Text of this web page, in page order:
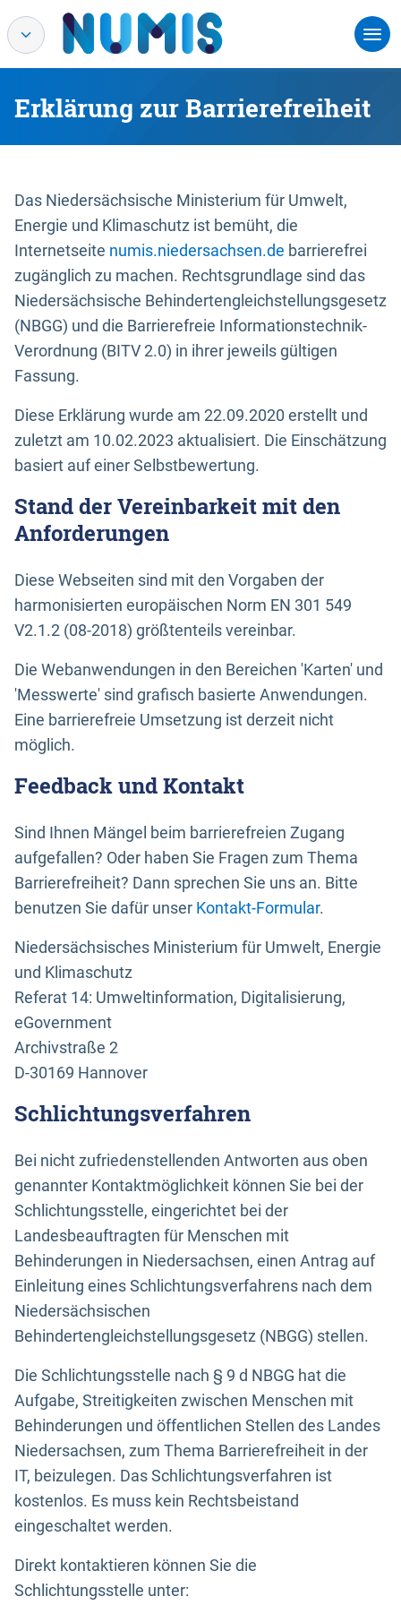
Erklärung zur Barrierefreiheit
Das Niedersächsische Ministerium für Umwelt,
Energie und Klimaschutz ist bemüht, die
Internetseite numis.niedersachsen.de barrierefrei
zugänglich zu machen. Rechtsgrundlage sind das
Niedersächsische Behindertengleichstellungsgesetz
(NBGG) und die Barrierefreie Informationstechnik-
Verordnung (BITV 2.0) in ihrer jeweils gültigen
Fassung.
Diese Erklärung wurde am 22.09.2020 erstellt und
zuletzt am 10.02.2023 aktualisiert. Die Einschätzung
basiert auf einer Selbstbewertung.
Stand der Vereinbarkeit mit den
Anforderungen
Diese Webseiten sind mit den Vorgaben der
harmonisierten europäischen Norm EN 301 549
V2.1.2 (08-2018) größtenteils vereinbar.
Die Webanwendungen in den Bereichen 'Karten' und
'Messwerte' sind grafisch basierte Anwendungen.
Eine barrierefreie Umsetzung ist derzeit nicht
möglich.
Feedback und Kontakt
Sind Ihnen Mängel beim barrierefreien Zugang
aufgefallen? Oder haben Sie Fragen zum Thema
Barrierefreiheit? Dann sprechen Sie uns an. Bitte
benutzen Sie dafür unser Kontakt-Formular.
Niedersächsisches Ministerium für Umwelt, Energie
und Klimaschutz
Referat 14: Umweltinformation, Digitalisierung,
eGovernment
Archivstraße 2
D-30169 Hannover
Schlichtungsverfahren
Bei nicht zufriedenstellenden Antworten aus oben
genannter Kontaktmöglichkeit können Sie bei der
Schlichtungsstelle, eingerichtet bei der
Landesbeauftragten für Menschen mit
Behinderungen in Niedersachsen, einen Antrag auf
Einleitung eines Schlichtungsverfahrens nach dem
Niedersächsischen
Behindertengleichstellungsgesetz (NBGG) stellen.
Die Schlichtungsstelle nach § 9 d NBGG hat die
Aufgabe, Streitigkeiten zwischen Menschen mit
Behinderungen und öffentlichen Stellen des Landes
Niedersachsen, zum Thema Barrierefreiheit in der
IT, beizulegen. Das Schlichtungsverfahren ist
kostenlos. Es muss kein Rechtsbeistand
eingeschaltet werden.
Direkt kontaktieren können Sie die
Schlichtungsstelle unter: